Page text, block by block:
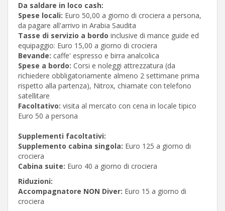
Da saldare in loco cash:
Spese locali: Euro 50,00 a giorno di crociera a persona,
da pagare all'arrivo in Arabia Saudita
Tasse di servizio a bordo inclusive di mance guide ed
equipaggio: Euro 15,00 a giorno di crociera
Bevande: caffe' espresso e birra analcolica
Spese a bordo: Corsi e noleggi attrezzatura (da
richiedere obbligatoriamente almeno 2 settimane prima
rispetto alla partenza), Nitrox, chiamate con telefono
satellitare
Facoltativo: visita al mercato con cena in locale tipico
Euro 50 a persona
Supplementi facoltativi:
Supplemento cabina singola: Euro 125 a giorno di
crociera
Cabina suite: Euro 40 a giorno di crociera
Riduzioni:
Accompagnatore NON Diver: Euro 15 a giorno di
crociera